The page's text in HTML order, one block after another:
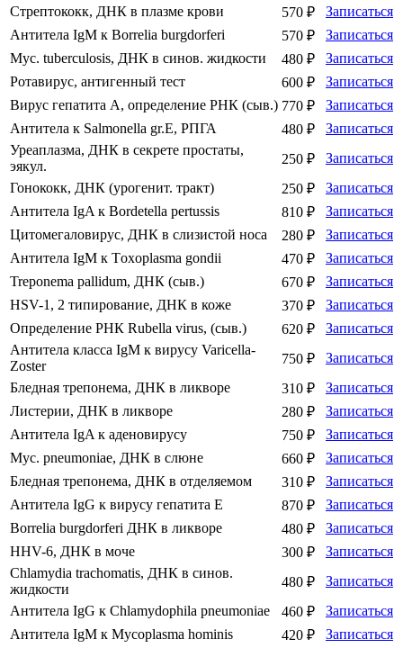
Стрептококк, ДНК в плазме крови
570 ₽
Записаться
Антитела IgM к Borrelia burgdorferi
570 ₽
Записаться
Myc. tuberculosis, ДНК в синов. жидкости
480 ₽
Записаться
Ротавирус, антигенный тест
600 ₽
Записаться
Вирус гепатита А, определение РНК (сыв.) 770 ₽
Записаться
Антитела к Salmonella gr.E, РПГА
480 ₽
Записаться
Уреаплазма, ДНК в секрете простаты,
эякул.
250 ₽
Записаться
Гонококк, ДНК (урогенит. тракт)
250 ₽
Записаться
Антитела IgA к Bordetella pertussis
810 ₽
Записаться
Цитомегаловирус, ДНК в слизистой носа
280 ₽
Записаться
Антитела IgМ к Тoxoplasma gondii
470 ₽
Записаться
Treponema pallidum, ДНК (сыв.)
670 ₽
Записаться
HSV-1, 2 типирование, ДНК в коже
370 ₽
Записаться
Определение РНК Rubella virus, (сыв.)
620 ₽
Записаться
Антитела класса IgM к вирусу Varicella-
Zoster
750 ₽
Записаться
Бледная трепонема, ДНК в ликворе
310 ₽
Записаться
Листерии, ДНК в ликворе
280 ₽
Записаться
Антитела IgA к аденовирусу
750 ₽
Записаться
Myc. pneumoniae, ДНК в слюне
660 ₽
Записаться
Бледная трепонема, ДНК в отделяемом
310 ₽
Записаться
Антитела IgG к вирусу гепатита E
870 ₽
Записаться
Вorrelia burgdorferi ДНК в ликворе
480 ₽
Записаться
HHV-6, ДНК в моче
300 ₽
Записаться
Chlamydia trachomatis, ДНК в синов.
жидкости
480 ₽
Записаться
Антитела IgG к Chlamydophila pneumoniae
460 ₽
Записаться
Антитела IgМ к Mycoplasma hominis
420 ₽
Записаться